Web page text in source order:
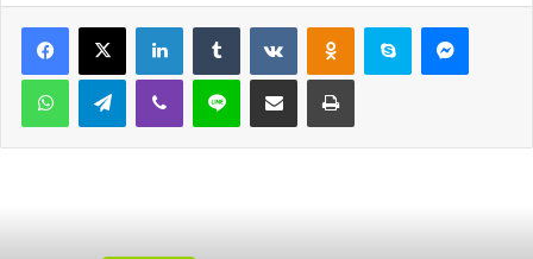
LinkedInTumblr ВконтактеОдноклассники
Skype
WhatsAppTelegramViber Line Поделиться через электронную почту Печатать